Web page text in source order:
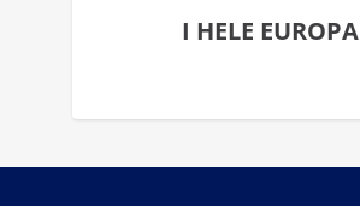
I HELE EUROPA